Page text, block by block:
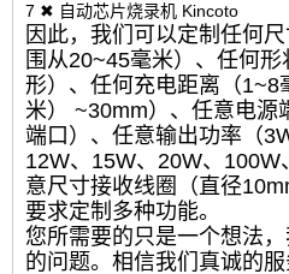
7 ✖ 自动芯片烧录机 Kincoto
因此，我们可以定制任何
围从20~45毫米）、任何
形）、任何充电距离（1~8
米） ~30mm）、任意电源
端口）、任意输出功率（
12W、15W、20W、
意尺寸接收线圈（直径
要求定制多种功能。
您所需要的只是一个想法
的问题。相信我们真诚的